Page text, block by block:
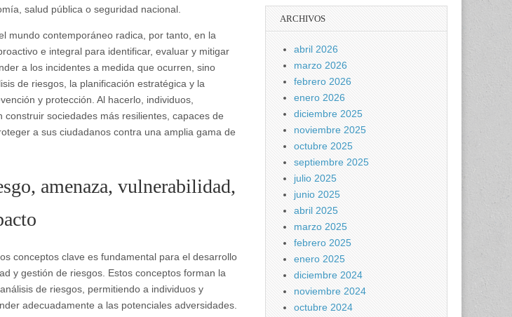
salud pública o seguridad nacional.
mundo contemporáneo radica, por tanto, en la
e integral para identificar, evaluar y mitigar
a los incidentes a medida que ocurren, sino
de riesgos, la planificación estratégica y la
y protección. Al hacerlo, individuos,
sociedades más resilientes, capaces de
a sus ciudadanos contra una amplia gama de
amenaza, vulnerabilidad,
conceptos clave es fundamental para el desarrollo
y gestión de riesgos. Estos conceptos forman la
de riesgos, permitiendo a individuos y
adecuadamente a las potenciales adversidades.
ARCHIVOS
abril 2026
marzo 2026
febrero 2026
enero 2026
diciembre 2025
noviembre 2025
octubre 2025
septiembre 2025
julio 2025
junio 2025
abril 2025
marzo 2025
febrero 2025
enero 2025
diciembre 2024
noviembre 2024
octubre 2024